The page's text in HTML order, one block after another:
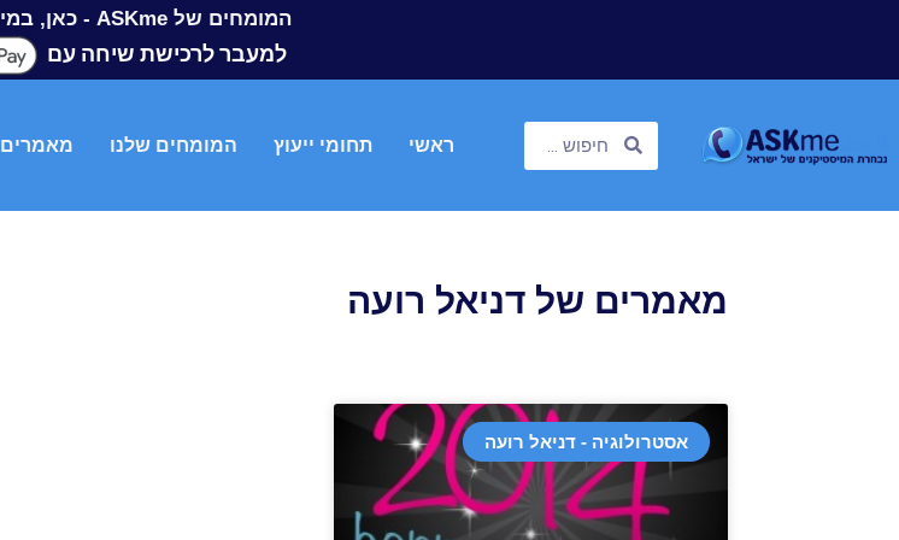
המומחים של ASKme - כאן, במיוחד בשבילך
למעבר לרכישת שיחה עם
ראשי תחומי ייעוץ המומחים שלנו מאמרים
מאמרים של דניאל רועה
אסטרולוגיה - דניאל רועה